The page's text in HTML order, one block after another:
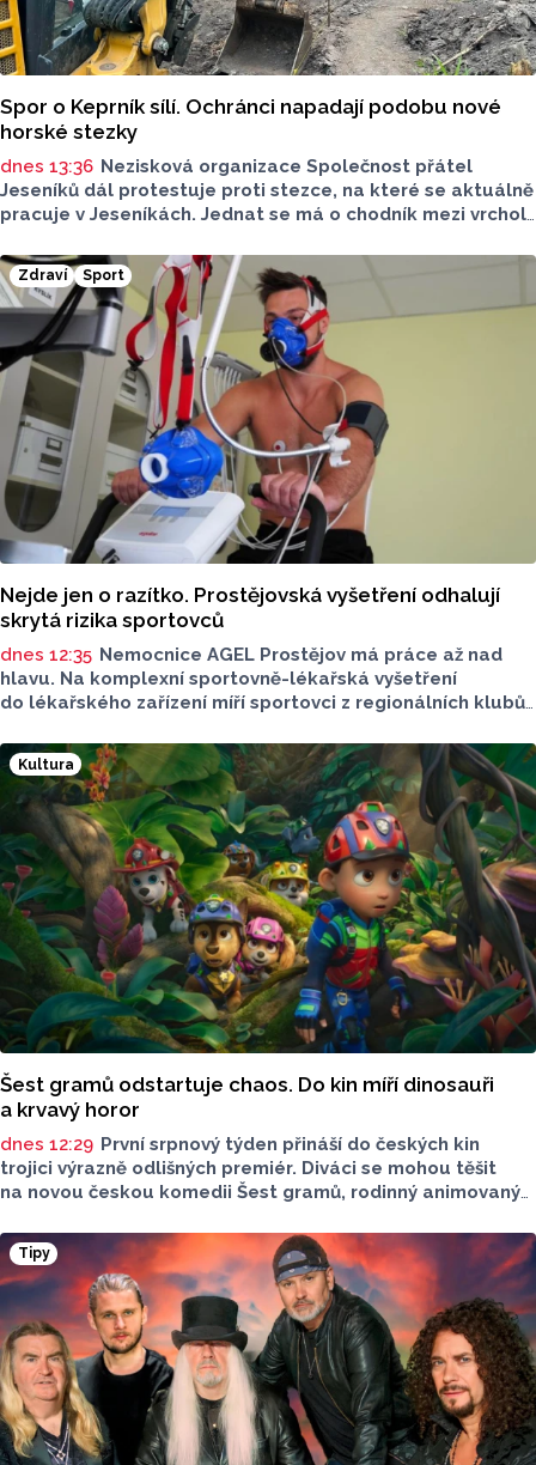
Spor o Keprník sílí. Ochránci napadají podobu nové
horské stezky
dnes 13:36 Nezisková organizace Společnost přátel
Jeseníků dál protestuje proti stezce, na které se aktuálně
pracuje v Jeseníkách. Jednat se má o chodník mezi vrcholy
chodníku se podle odborníků příroda jen poškodí, chodník
mezi vrcholy podle nich není nutný.
Zdraví Sport
Nejde jen o razítko. Prostějovská vyšetření odhalují
skrytá rizika sportovců
dnes 12:35 Nemocnice AGEL Prostějov má práce až nad
hlavu. Na komplexní sportovně-lékařská vyšetření
do lékařského zařízení míří sportovci z regionálních klubů,
o tom tisková mluvčí nemocnice Radka Miloševská.
V Prostějově vyšetřují i sportovce z Moravskoslezského,
Zlínského nebo Jihomoravského kraje.
Kultura
Šest gramů odstartuje chaos. Do kin míří dinosauři
a krvavý horor
dnes 12:29 První srpnový týden přináší do českých kin
trojici výrazně odlišných premiér. Diváci se mohou těšit
na novou českou komedii Šest gramů, rodinný animovaný
který je určen pouze dospělým divákům. Filmové novinky
představil Radek Kreuziger v rozhovoru Lukáše Kobzy pro
Radio Haná.
Tipy